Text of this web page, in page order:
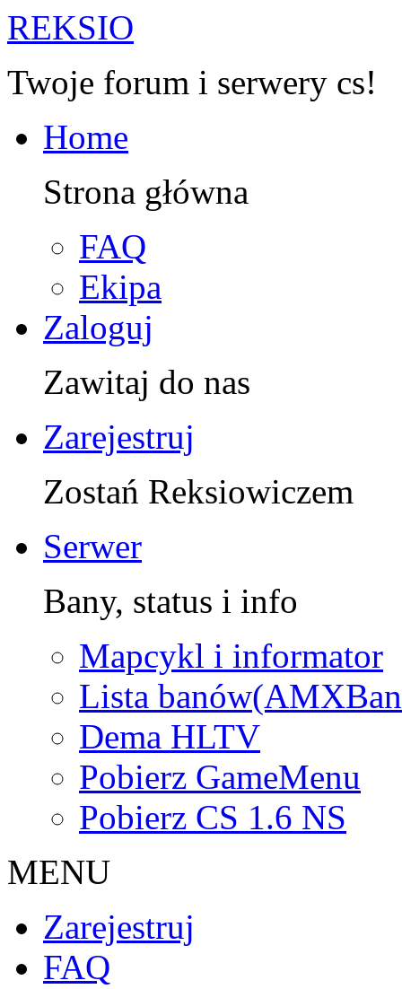
REKSIO
Twoje forum i serwery cs!
Home
Strona główna
FAQ
Ekipa
Zaloguj
Zawitaj do nas
Zarejestruj
Zostań Reksiowiczem
Serwer
Bany, status i info
Mapcykl i informator
Lista
Dema HLTV
Pobierz GameMenu
Pobierz CS 1.6 NS
MENU
Zarejestruj
FAQ